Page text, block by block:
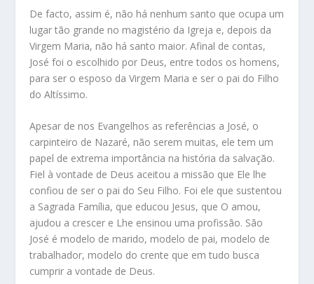
De facto, assim é, não há nenhum santo que ocupa um
lugar tão grande no magistério da Igreja e, depois da
Virgem Maria, não há santo maior. Afinal de contas,
José foi o escolhido por Deus, entre todos os homens,
para ser o esposo da Virgem Maria e ser o pai do Filho
do Altíssimo.
Apesar de nos Evangelhos as referências a José, o
carpinteiro de Nazaré, não serem muitas, ele tem um
papel de extrema importância na história da salvação.
Fiel à vontade de Deus aceitou a missão que Ele lhe
confiou de ser o pai do Seu Filho. Foi ele que sustentou
a Sagrada Família, que educou Jesus, que O amou,
ajudou a crescer e Lhe ensinou uma profissão. São
José é modelo de marido, modelo de pai, modelo de
trabalhador, modelo do crente que em tudo busca
cumprir a vontade de Deus.